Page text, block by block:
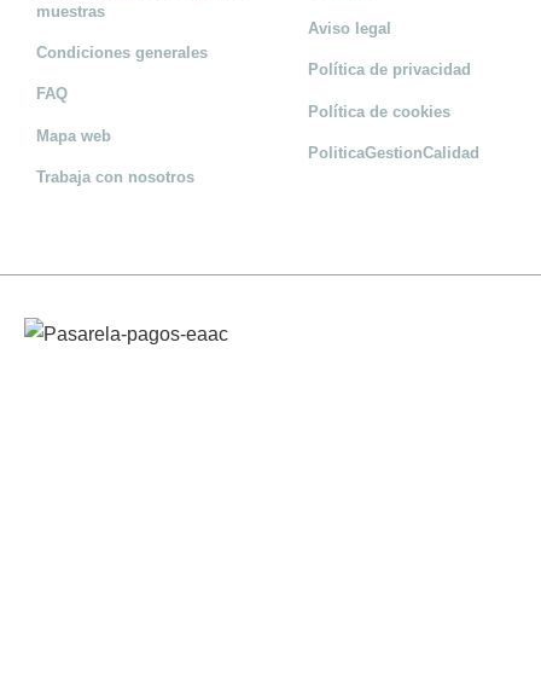
muestras
Condiciones generales
FAQ
Mapa web
Trabaja con nosotros
Aviso legal
Política de privacidad
Política de cookies
PoliticaGestionCalidad